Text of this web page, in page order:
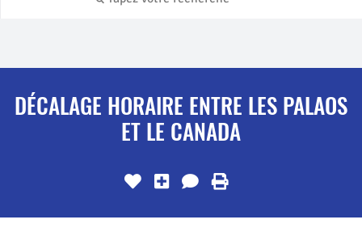
DÉCALAGE HORAIRE ENTRE LES PALAOS
ET LE CANADA